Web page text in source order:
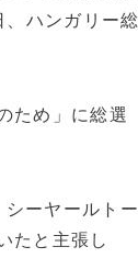
、ハンガリー
ため」に総選
シーヤールトー
たと主張し